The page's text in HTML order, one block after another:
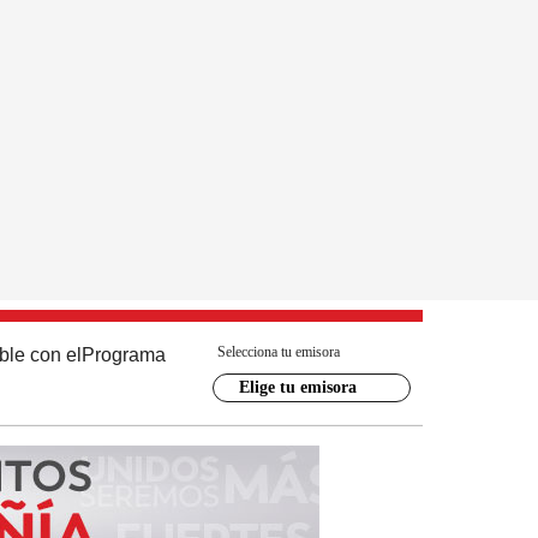
con el Programa Selecciona tu emisora
Elige tu emisora